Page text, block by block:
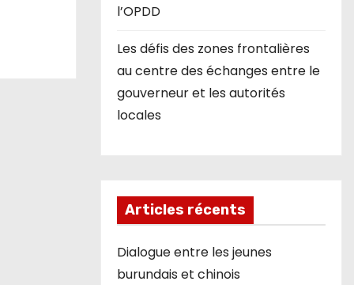
l’OPDD
Les défis des zones frontalières
au centre des échanges entre le
gouverneur et les autorités
locales
Articles récents
Dialogue entre les jeunes
burundais et chinois